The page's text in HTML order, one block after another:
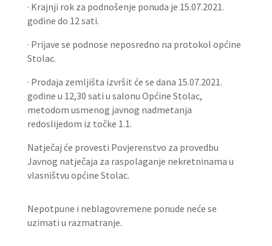
· Krajnji rok za podnošenje ponuda je 15.07.2021.
godine do 12 sati.
· Prijave se podnose neposredno na protokol općine
Stolac.
· Prodaja zemljišta izvršit će se dana 15.07.2021.
godine u 12,30 sati u salonu Općine Stolac,
metodom usmenog javnog nadmetanja
redoslijedom iz točke 1.1.
Natječaj će provesti Povjerenstvo za provedbu
Javnog natječaja za raspolaganje nekretninama u
vlasništvu općine Stolac.
Nepotpune i neblagovremene ponude neće se
uzimati u razmatranje.